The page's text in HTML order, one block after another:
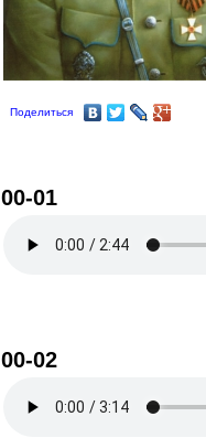
Поделиться
00-01
00-02